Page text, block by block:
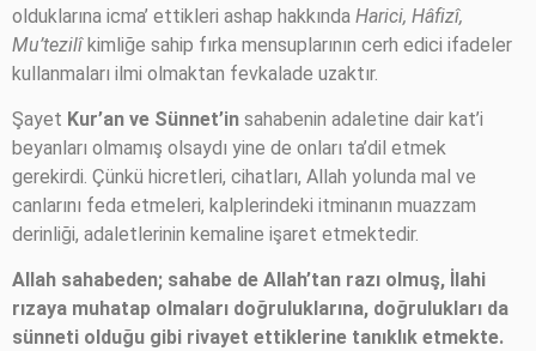
olduklarına icma’ ettikleri ashap hakkında Harici, Hâfizî,
Mu’tezilîkimliğe sahip fırka mensuplarının cerh edici ifadeler
kullanmaları ilmi olmaktan fevkalade uzaktır.
Şayet Kur’an ve Sünnet’in sahabenin adaletine dair kat’i
beyanları olmamış olsaydı yine de onları ta’dil etmek
gerekirdi. Çünkü hicretleri, cihatları, Allah yolunda mal ve
canlarını feda etmeleri, kalplerindeki itminanın muazzam
derinliği, adaletlerinin kemaline işaret etmektedir.
Allah sahabeden; sahabe de Allah’tan razı olmuş, İlahi
rızaya muhatap olmaları doğruluklarına, doğrulukları da
sünneti olduğu gibi rivayet ettiklerine tanıklık etmekte.